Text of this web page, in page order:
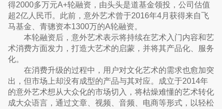
得2000多万元A+轮融资，由头头是道基金领投，公司估值
超2亿人民币。此前，意外艺术曾于2016年4月获得来自飞
马基金、青骢资本1300万的A轮融资。
本轮融资后，意外艺术表示将持续在艺术入门内容和艺
术消费方面发力，打造大艺术的启蒙，并将其产品化、服务
化。
在消费升级的过程中，用户对文化艺术的需求也愈加突
出，但市场上却没有成型的产品与其对应。成立于2014年
的意外艺术想从大众化的市场切入，将枯燥难懂的艺术转化
成大众语言，通过文章、视频、音频、电商等形式，以轻松